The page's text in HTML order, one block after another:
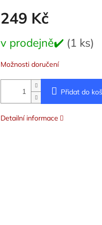
249 Kč
cena:
v prodejně✔️ (1 ks)
Možnosti doručení
Přidat do
Detailní informace